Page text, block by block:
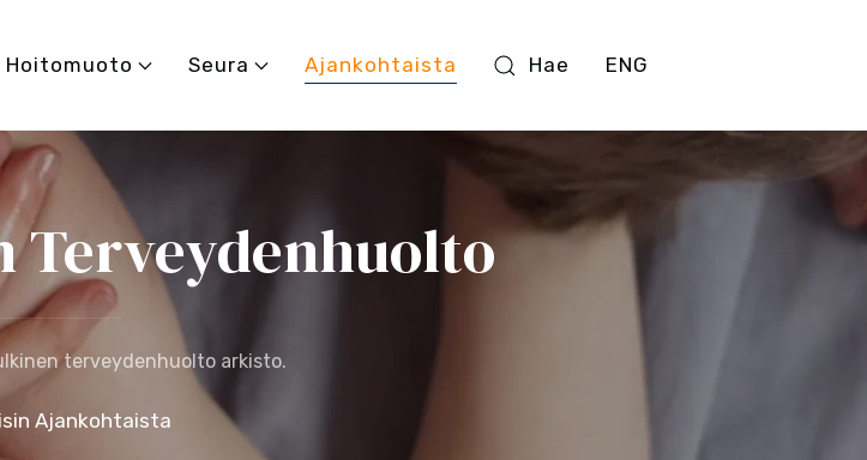
Hoitomuoto Seura Ajankohtaista Hae ENG
Terveydenhuolto
terveydenhuolto arkisto.
Ajankohtaista